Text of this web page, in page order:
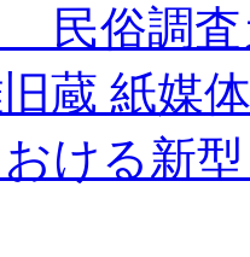
民俗調査
蔵 紙媒
ける新